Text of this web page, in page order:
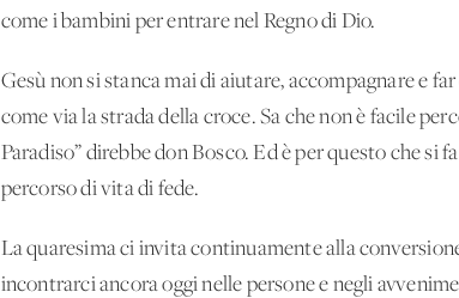
come i bambini per entrare nel Regno di Dio.
Gesù non si stanca mai di aiutare, accompagnare e
come via la strada della croce. Sa che non è facile
Paradiso” direbbe don Bosco. Ed è per questo che
percorso di vita di fede.
La quaresima ci invita continuamente alla
incontrarci ancora oggi nelle persone e negli